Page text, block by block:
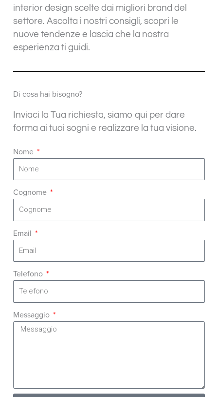
interior design scelte dai migliori brand del
settore. Ascolta i nostri consigli, scopri le
nuove tendenze e lascia che la nostra
esperienza ti guidi.
Di cosa hai bisogno?
Inviaci la Tua richiesta, siamo qui per dare
forma ai tuoi sogni e realizzare la tua visione.
Nome
Cognome
Email
Telefono
Messaggio